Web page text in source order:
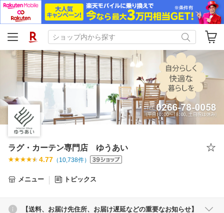
ラグ・カーテン専門店 ゆうあい
4.77 （ 10,738件）
メニュー トピックス
【送料、お届け先住所、お届け遅延などの重要なお知らせ】